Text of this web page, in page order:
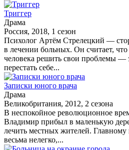
Триггер
Драма
Россия, 2018, 1 сезон
Психолог Артём Стрелецкий —
в лечении больных. Он считает,
человека решить свои проблемы —
перестать себе...
Записки юного врача
Драма
Великобритания, 2012, 2 сезона
В неспокойное революционное
Владимир прибыл в маленькую
лечить местных жителей. Главному
весьма нелегко,...